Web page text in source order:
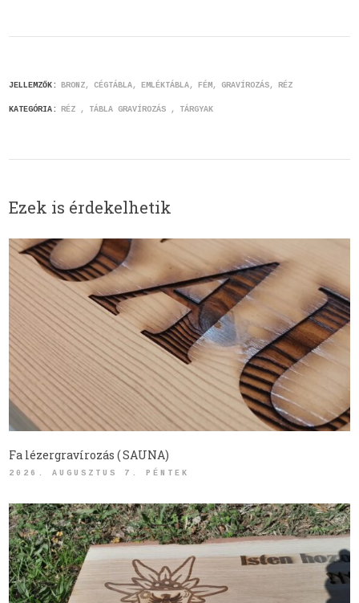
JELLEMZŐK: BRONZ CÉGTÁBLA EMLÉKTÁBLA FÉM GRAVÍROZÁS RÉZ
KATEGÓRIA: RÉZ TÁBLA GRAVÍROZÁS TÁRGYAK
Ezek is érdekelhetik
Fa lézergravírozás ( SAUNA)
2026. AUGUSZTUS 7. PÉNTEK